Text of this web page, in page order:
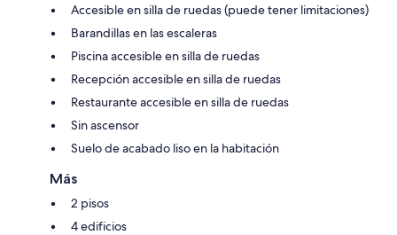
Accesible en silla de ruedas (puede tener limitaciones)
Barandillas en las escaleras
Piscina accesible en silla de ruedas
Recepción accesible en silla de ruedas
Restaurante accesible en silla de ruedas
Sin ascensor
Suelo de acabado liso en la habitación
Más
2 pisos
4 edificios